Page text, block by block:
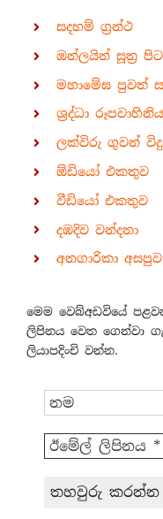
සදහම් ග්‍රන්ථ
ඔන්ලයින් සූත්‍ර
මහාමේඝ පුවත්
ශ්‍රද්ධා රූපවාහිනිය
ලක්විරු ගුවන්
ඕඩියෝ එකතුව
වීඩියෝ එකතුව
දඹදිව වන්දනා
අනගාරිකා අසපුව
මෙම වෙබ්අඩවියේ
ලිපිනය වෙත ගෙන්වා
ලියාපදිංචි වන්න.